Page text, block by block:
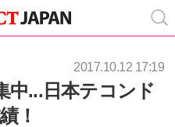
2017.10.12 17:19
中...日本テコンド
！